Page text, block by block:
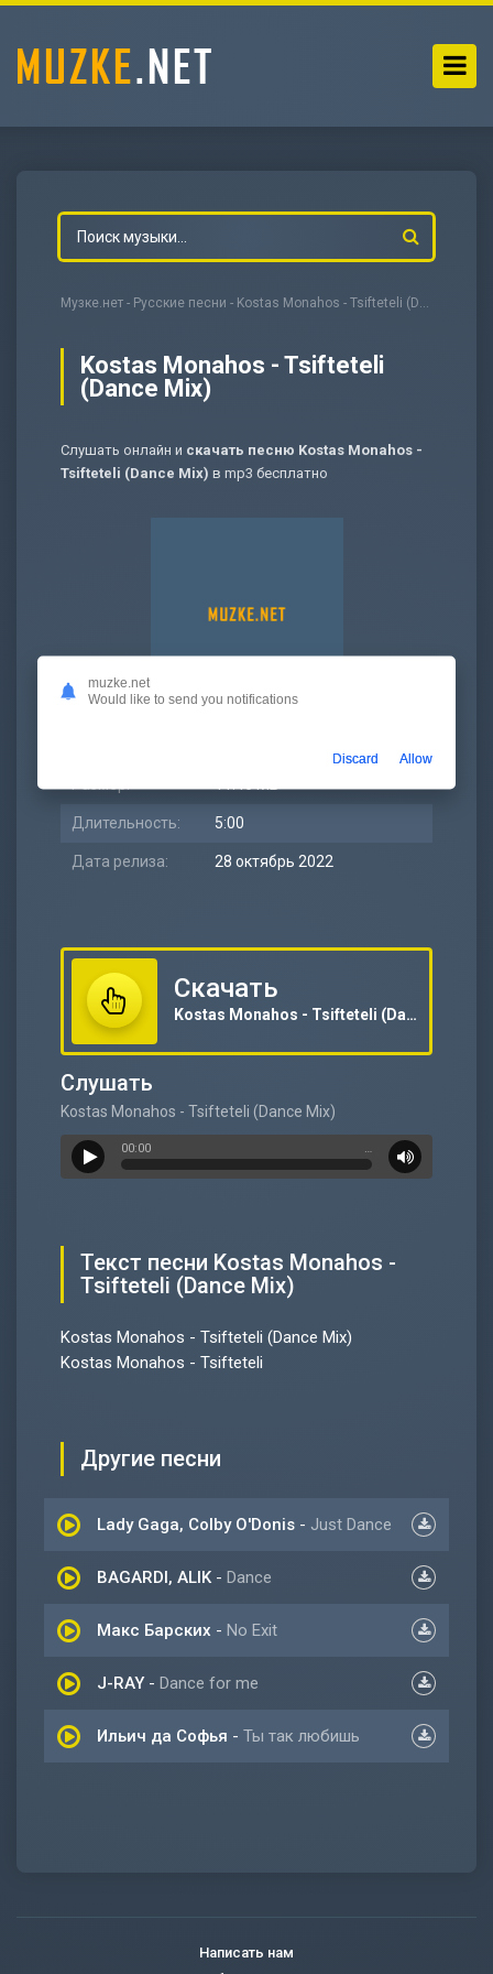
Музке.нет - Русские песни - Kostas Monahos - Tsifteteli (Dance Mix)
Kostas Monahos - Tsifteteli
(Dance Mix)
Слушать онлайн и скачать песню Kostas Monahos -
Tsifteteli (Dance Mix) в mp3 бесплатно
Длительность: 5:00
Дата релиза: 28 октябрь 2022
Скачать
Kostas Monahos - Tsifteteli (Dance Mix)
Слушать
Kostas Monahos - Tsifteteli (Dance Mix)
00:00 …
Текст песни Kostas Monahos -
Tsifteteli (Dance Mix)
Kostas Monahos - Tsifteteli (Dance Mix)
Kostas Monahos - Tsifteteli
Другие песни
Lady Gaga, Colby O'Donis - Just Dance
BAGARDI, ALIK - Dance
Макс Барских - No Exit
J-RAY- Dance for me
Ильич да Софья - Ты так любишь
Написать нам
muzke.net
Would like to send you notifications
Discard Allow